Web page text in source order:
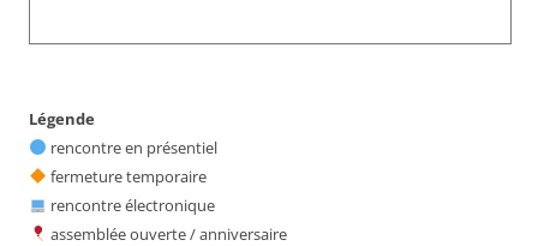
Légende
rencontre en présentiel
fermeture temporaire
rencontre électronique
assemblée ouverte / anniversaire